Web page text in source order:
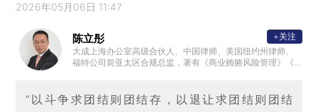
2026年05月06日 11:47
陈立彤
大成上海办公室高级合伙人、中国律师、美国纽约州律师、
福特公司前亚太区合规总监，著有《商业贿赂风险管理》《
单”；钱伯斯与The Legal 500上榜律师。
+关注
“以斗争求团结则团结存，以退让求团结则团结